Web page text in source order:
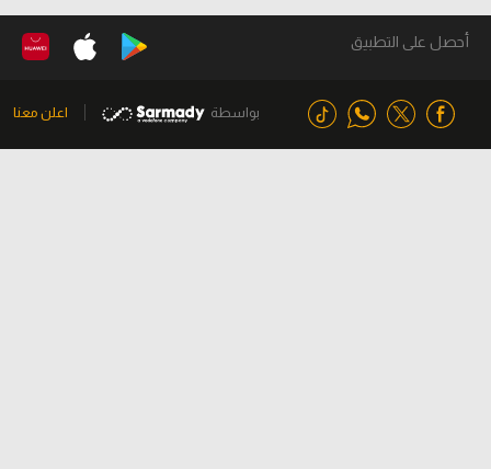
أحصل على التطبيق
بواسطة اعلن معنا